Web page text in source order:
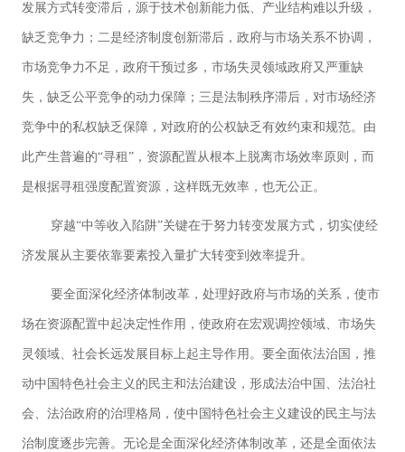
发展方式转变滞后，源于技术创新能力低、产业结构难以升级，
缺乏竞争力；二是经济制度创新滞后，政府与市场关系不协调，
市场竞争力不足，政府干预过多，市场失灵领域政府又严重缺
失，缺乏公平竞争的动力保障；三是法制秩序滞后，对市场经济
竞争中的私权缺乏保障，对政府的公权缺乏有效约束和规范。由
此产生普遍的“寻租”，资源配置从根本上脱离市场效率原则，而
是根据寻租强度配置资源，这样既无效率，也无公正。
穿越“中等收入陷阱”关键在于努力转变发展方式，切实使经
济发展从主要依靠要素投入量扩大转变到效率提升。
要全面深化经济体制改革，处理好政府与市场的关系，使市
场在资源配置中起决定性作用，使政府在宏观调控领域、市场失
灵领域、社会长远发展目标上起主导作用。要全面依法治国，推
动中国特色社会主义的民主和法治建设，形成法治中国、法治社
会、法治政府的治理格局，使中国特色社会主义建设的民主与法
治制度逐步完善。无论是全面深化经济体制改革，还是全面依法